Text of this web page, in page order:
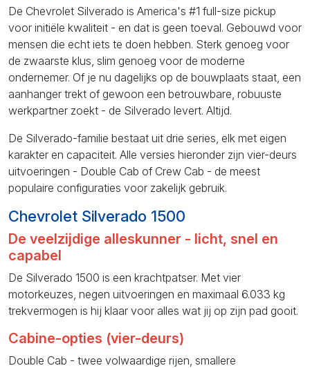
De Chevrolet Silverado is America's #1 full-size pickup
voor initiële kwaliteit - en dat is geen toeval. Gebouwd voor
mensen die echt iets te doen hebben. Sterk genoeg voor
de zwaarste klus, slim genoeg voor de moderne
ondernemer. Of je nu dagelijks op de bouwplaats staat, een
aanhanger trekt of gewoon een betrouwbare, robuuste
werkpartner zoekt - de Silverado levert. Altijd.
De Silverado-familie bestaat uit drie series, elk met eigen
karakter en capaciteit. Alle versies hieronder zijn vier-deurs
uitvoeringen - Double Cab of Crew Cab - de meest
populaire configuraties voor zakelijk gebruik.
Chevrolet Silverado 1500
De veelzijdige alleskunner - licht, snel en
capabel
De Silverado 1500 is een krachtpatser. Met vier
motorkeuzes, negen uitvoeringen en maximaal 6.033 kg
trekvermogen is hij klaar voor alles wat jij op zijn pad gooit.
Cabine-opties (vier-deurs)
Double Cab - twee volwaardige rijen, smallere